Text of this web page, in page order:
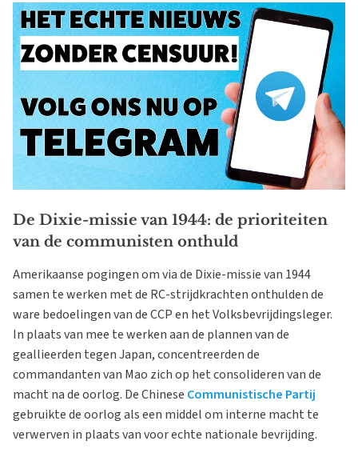
De Dixie-missie van 1944: de prioriteiten
van de communisten onthuld
Amerikaanse pogingen om via de Dixie-missie van 1944
samen te werken met de RC-strijdkrachten onthulden de
ware bedoelingen van de CCP en het Volksbevrijdingsleger.
In plaats van mee te werken aan de plannen van de
geallieerden tegen Japan, concentreerden de
commandanten van Mao zich op het consolideren van de
macht na de oorlog. De Chinese Communistische Partij
gebruikte de oorlog als een middel om interne macht te
verwerven in plaats van voor echte nationale bevrijding.